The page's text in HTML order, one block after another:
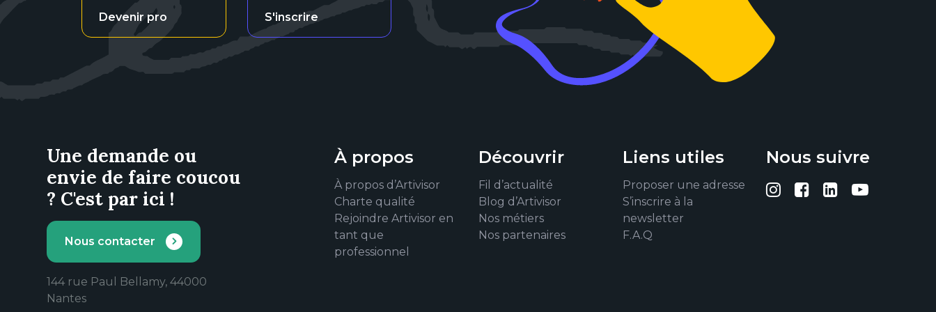
Devenir pro S'inscrire
Une demande ou
envie de faire coucou
? C'est par ici !
Nous contacter
144 rue Paul Bellamy, 44000
Nantes
À propos
À propos d’Artivisor
Charte qualité
Rejoindre Artivisor en
tant que
professionnel
Découvrir
Fil d’actualité
Blog d’Artivisor
Nos métiers
Nos partenaires
Liens utiles
Proposer une adresse
S’inscrire à la
newsletter
F.A.Q
Nous suivre
Suivez-nous sur
Suivez-nous
Suivez-Suivez-